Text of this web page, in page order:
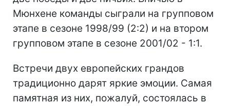
Мюнхене команды сыграли на групповом
этапе в сезоне 1998/99 (2:2) и на втором
групповом этапе в сезоне 2001/02 - 1:1.
Встречи двух европейских грандов
традиционно дарят яркие эмоции. Самая
памятная из них, пожалуй, состоялась в